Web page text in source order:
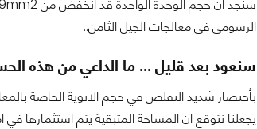
الرسومي في معالجات الجيل الثامن..
سنعود بعد قليل ... ما الداعي من هذه
بأختصار شديد التقلص في حجم الانوية الخاصة
يجعلنا نتوقع ان المساحة المتبقية يتم